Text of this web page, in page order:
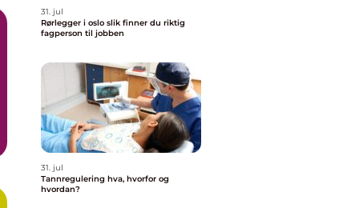
31. jul
Rørlegger i oslo slik finner du riktig
fagperson til jobben
31. jul
Tannregulering hva, hvorfor og
hvordan?